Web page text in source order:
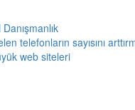
telefonların sayısını
web siteleri